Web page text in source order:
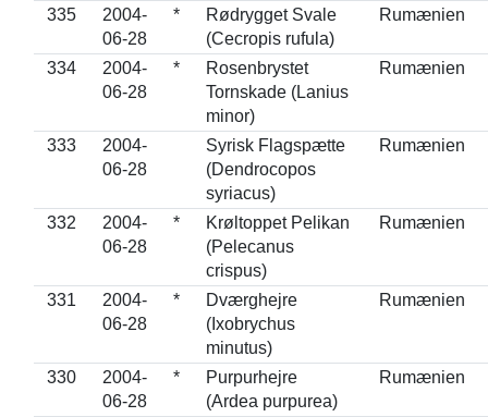
335
2004-
06-28
*
Rødrygget Svale
(Cecropis rufula)
Rumænien
334
2004-
06-28
*
Rosenbrystet
Tornskade (Lanius
minor)
Rumænien
333
2004-
06-28
Syrisk Flagspætte
(Dendrocopos
syriacus)
Rumænien
332
2004-
06-28
*
Krøltoppet Pelikan
(Pelecanus
crispus)
Rumænien
331
2004-
06-28
*
Dværghejre
(Ixobrychus
minutus)
Rumænien
330
2004-
06-28
*
Purpurhejre
(Ardea purpurea)
Rumænien